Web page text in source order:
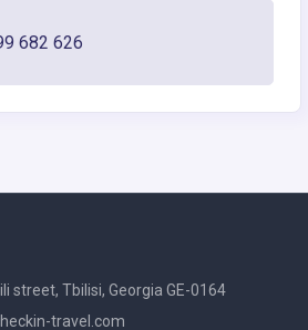
682 626
street, Tbilisi, Georgia GE-0164
travel.com